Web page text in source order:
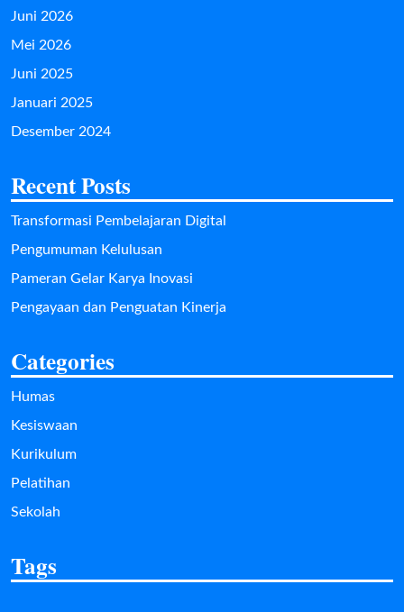
Juni 2026
Mei 2026
Juni 2025
Januari 2025
Desember 2024
Recent Posts
Transformasi Pembelajaran Digital
Pengumuman Kelulusan
Pameran Gelar Karya Inovasi
Pengayaan dan Penguatan Kinerja
Categories
Humas
Kesiswaan
Kurikulum
Pelatihan
Sekolah
Tags